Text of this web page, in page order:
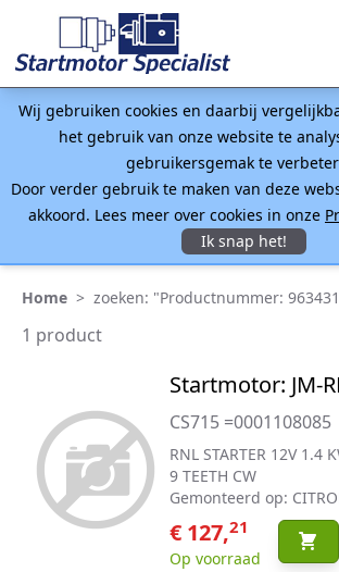
Wij gebruiken cookies en daarbij
het gebruik van onze website te
gebruikersgemak te
Door verder gebruik te maken van deze
akkoord. Lees meer over cookies in onze
Ik snap het!
Home > zoeken: "Productnummer:
1 product
Startmotor: JM-
CS715 =0001108085
RNL STARTER 12V 1.4
9 TEETH CW
Gemonteerd op:
€ 127,21
Op voorraad